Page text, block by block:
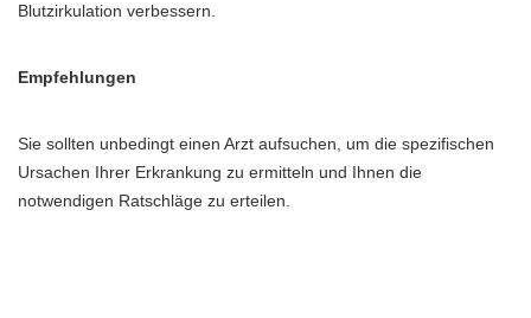
Blutzirkulation verbessern.
Empfehlungen
Sie sollten unbedingt einen Arzt aufsuchen, um die spezifischen
Ursachen Ihrer Erkrankung zu ermitteln und Ihnen die
notwendigen Ratschläge zu erteilen.